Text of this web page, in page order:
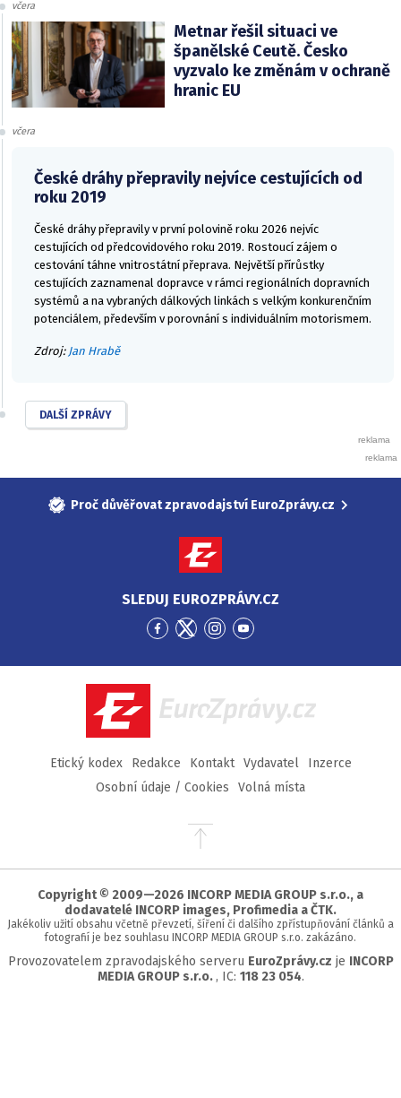
včera
Metnar řešil situaci ve
španělské Ceutě. Česko
vyzvalo ke změnám v ochraně
hranic EU
včera
České dráhy přepravily nejvíce cestujících od
roku 2019
České dráhy přepravily v první polovině roku 2026 nejvíc
cestujících od předcovidového roku 2019. Rostoucí zájem o
cestování táhne vnitrostátní přeprava. Největší přírůstky
cestujících zaznamenal dopravce v rámci regionálních dopravních
systémů a na vybraných dálkových linkách s velkým konkurenčním
potenciálem, především v porovnání s individuálním motorismem.
Zdroj: Jan Hrabě
DALŠÍ ZPRÁVY
Proč důvěřovat zpravodajství EuroZprávy.cz
SLEDUJ EUROZPRÁVY.CZ
Přejít
Facebook
Přejít
Twitter
Přejít
Instagram
Přejít
YouTube
EuroZprávy.cz
Etický kodex Redakce Kontakt Vydavatel
Inzerce
Osobní údaje / Cookies
Volná místa
Přejít
stránky
Copyright © 2009—2026 INCORP MEDIA GROUP s.r.o., a
dodavatelé INCORP images, Profimedia a ČTK.
Jakékoliv užití obsahu včetně převzetí, šíření či dalšího zpřístupňování článků a
fotografií je bez souhlasu INCORP MEDIA GROUP s.r.o. zakázáno.
Provozovatelem zpravodajského serveru EuroZprávy.cz je INCORP
MEDIA GROUP s.r.o. , IC: 118 23 054.